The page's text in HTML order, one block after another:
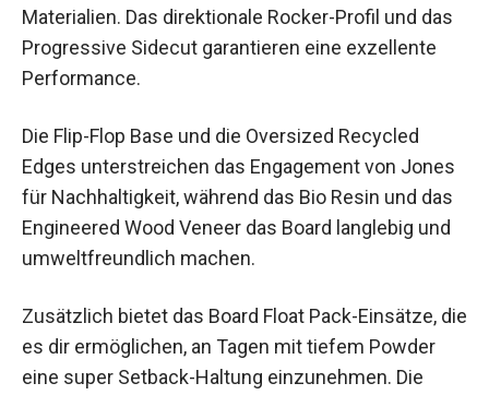
Rocker-Profil und das Progressive Sidecut
garantieren eine exzellente Performance.
Edges unterstreichen das Engagement von
Jones für Nachhaltigkeit, während das Bio Resin
und das Engineered Wood Veneer das Board
langlebig und umweltfreundlich machen.
die es dir ermöglichen, an Tagen mit tiefem
Powder eine super Setback-Haltung
einzunehmen. Die Blunt Nose verbessert zudem